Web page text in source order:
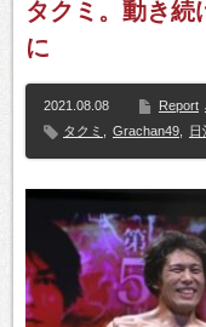
タクミ。動き続
に
2021.08.08 Report
タクミ
Grachan49 日